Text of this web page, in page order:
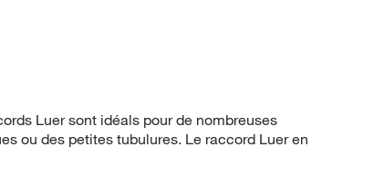
Luer sont idéals pour de nombreuses
ou des petites tubulures. Le raccord Luer en